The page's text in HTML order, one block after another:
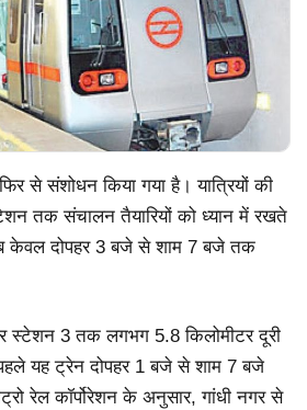
से संशोधन किया गया है। यात्रियों की
तक संचालन तैयारियों को ध्यान में रखते
केवल दोपहर 3 बजे से शाम 7 बजे तक
स्टेशन 3 तक लगभग 5.8 किलोमीटर दूरी
यह ट्रेन दोपहर 1 बजे से शाम 7 बजे
रेल कॉर्पोरेशन के अनुसार, गांधी नगर से